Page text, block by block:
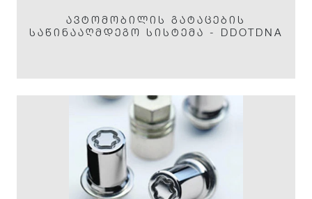
ᲐᲕᲢᲝᲛᲝᲑᲘᲚᲘᲡ ᲒᲐᲢᲐᲪᲔᲑᲘᲡ
ᲡᲐᲬᲘᲜᲐᲐᲦᲛᲓᲔᲒᲝ ᲡᲘᲡᲢᲔᲛᲐ - DDOTDNA